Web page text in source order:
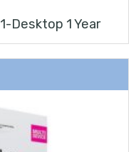
Desktop 1 Year